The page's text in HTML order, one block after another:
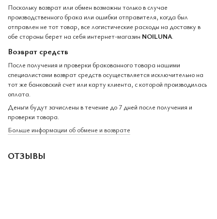
Поскольку возврат или обмен возможны только в случае
производственного брака или ошибки отправителя, когда был
отправлен не тот товар, все логистические расходы на доставку в
обе стороны берет на себя интернет-магазин NOILUNA.
Возврат средств
После получения и проверки бракованного товара нашими
специалистами возврат средств осуществляется исключительно на
тот же банковский счет или карту клиента, с которой производилась
оплата.
Деньги будут зачислены в течение до 7 дней после получения и
проверки товара.
Больше информации об обмене и возврате
ОТЗЫВЫ